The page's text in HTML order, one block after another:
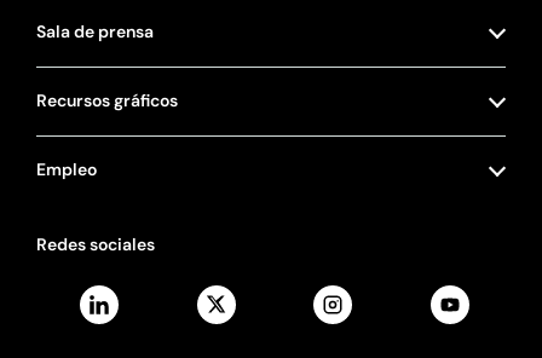
Sala de prensa
Recursos gráficos
Empleo
Redes sociales